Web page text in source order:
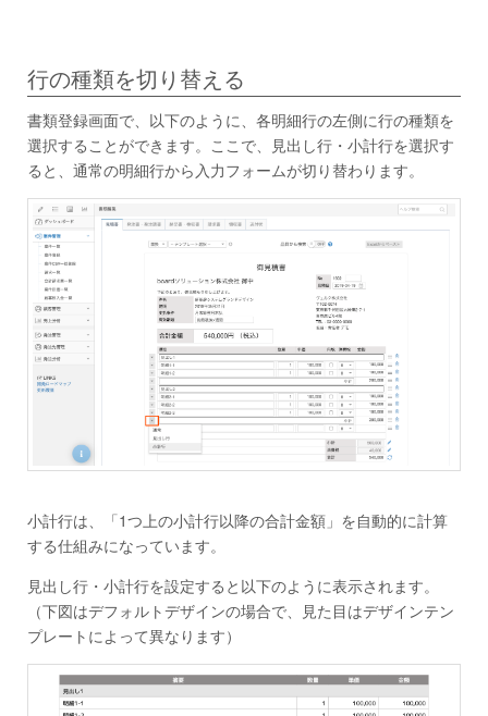
行の種類を切り替える
書類登録画面で、以下のように、各明細行の左側に行の種類を
選択することができます。ここで、見出し行・小計行を選択す
ると、通常の明細行から入力フォームが切り替わります。
小計行は、「1つ上の小計行以降の合計金額」を自動的に計算
する仕組みになっています。
見出し行・小計行を設定すると以下のように表示されます。
（下図はデフォルトデザインの場合で、見た目はデザインテン
プレートによって異なります）